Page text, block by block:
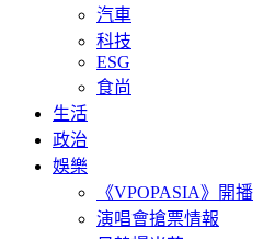
汽車
科技
ESG
食尚
生活
政治
娛樂
《VPOPASIA》開播
演唱會搶票情報